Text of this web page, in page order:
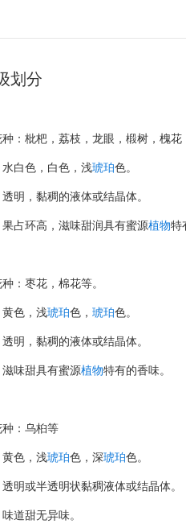
划分
：枇杷，荔枝，龙眼，椴树，槐
水白色，白色，浅琥珀色。
明，黏稠的液体或结晶体。
占环高，滋味甜润具有蜜源植物特
：枣花，棉花等。
黄色，浅琥珀色， 琥珀色。
明，黏稠的液体或结晶体。
味甜具有蜜源植物特有的香味。
：乌桕等
黄色，浅琥珀色，深琥珀色。
明或半透明状黏稠液体或结晶体。
道甜无异味。